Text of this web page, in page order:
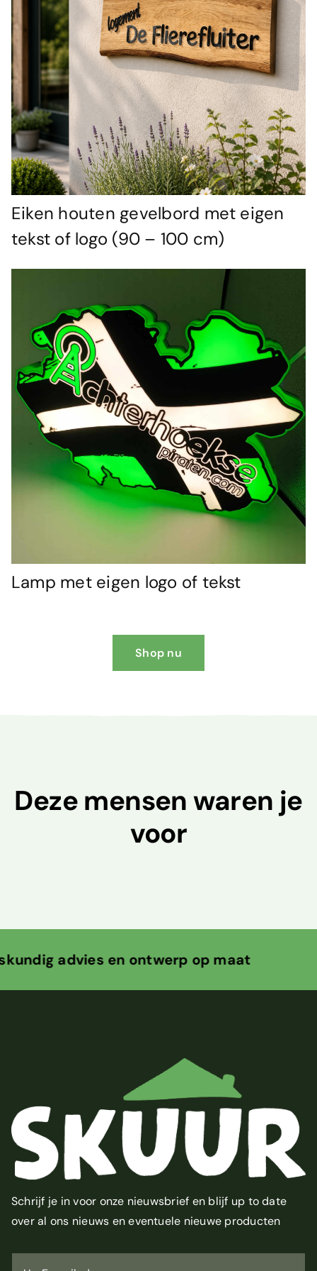
Eiken houten gevelbord met eigen
tekst of logo (90 – 100 cm)
Lamp met eigen logo of tekst
Shop nu
Deze mensen waren je
voor
ontwerp op maat +10
Schrijf je in voor onze nieuwsbrief en blijf up to date
over al ons nieuws en eventuele nieuwe producten
U